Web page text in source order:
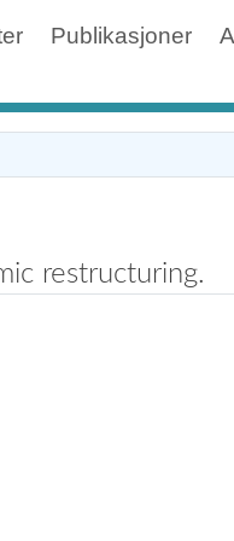
Publikasjoner
restructuring.